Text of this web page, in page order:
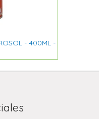
- 400ML -